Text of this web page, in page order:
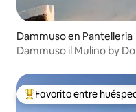
Dammuso en Pantelleria
Dammuso il
Favorito entre
Favorito entre